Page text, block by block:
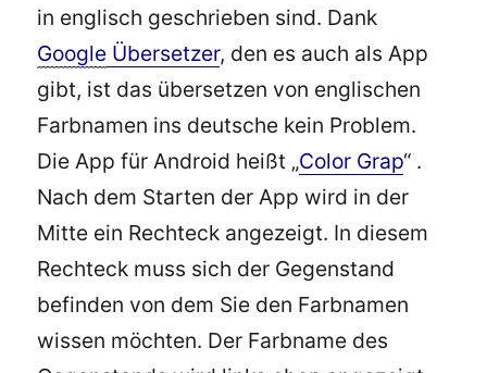
in englisch geschrieben sind. Dank
Google Übersetzer, den es auch als App
gibt, ist das übersetzen von englischen
Farbnamen ins deutsche kein Problem.
Die App für Android heißt „Color Grap“ .
Nach dem Starten der App wird in der
Mitte ein Rechteck angezeigt. In diesem
Rechteck muss sich der Gegenstand
befinden von dem Sie den Farbnamen
wissen möchten. Der Farbname des